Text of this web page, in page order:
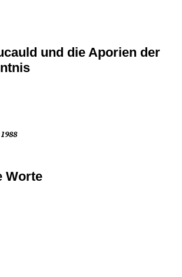
und die Aporien der
Worte